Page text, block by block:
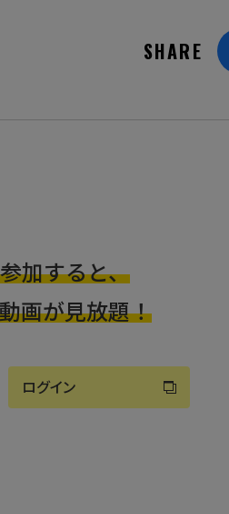
SHARE
加すると、
画が見放題！
ログイン